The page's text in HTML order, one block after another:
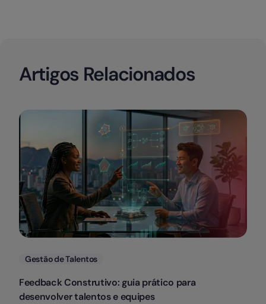
Artigos Relacionados
Categorias
Gestão de Talentos
Feedback Construtivo: guia prático para
desenvolver talentos e equipes